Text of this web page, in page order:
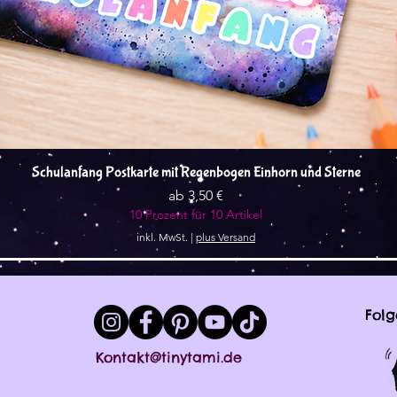
Schnellansicht
Schulanfang Postkarte mit Regenbogen Einhorn und Sterne
ab 3,50 €
Sale-Preis
10 Prozent für 10 Artikel
inkl. MwSt. | plus Versand
Kontakt@tinytami.de